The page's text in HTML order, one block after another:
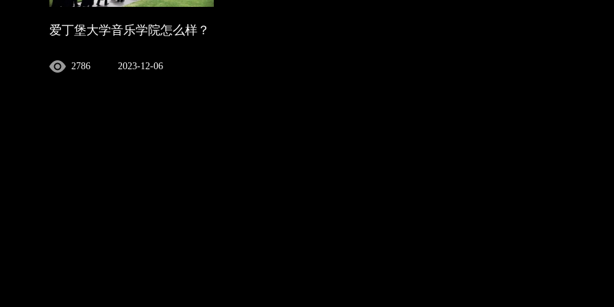
爱丁堡大学音乐学院怎么样？
2786 2023-12-06